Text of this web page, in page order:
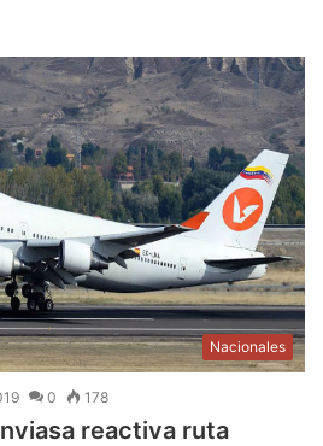
Nacionales
0 178
reactiva ruta